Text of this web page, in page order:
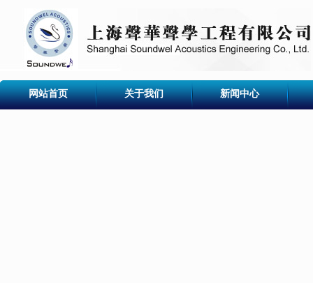
网站首页 关于我们 新闻中心